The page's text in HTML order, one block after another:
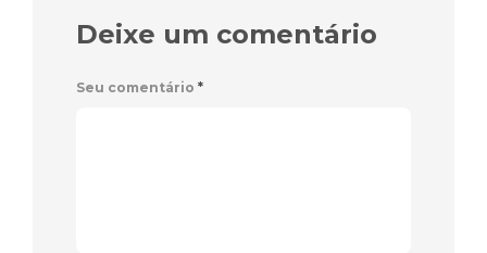
Deixe um comentário
Seu comentário *